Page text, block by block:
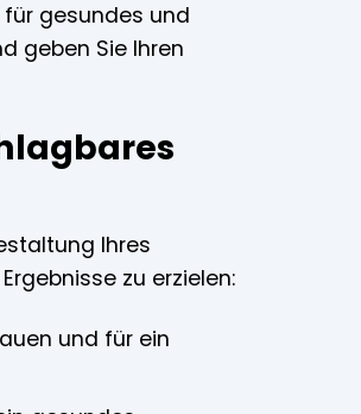
für gesundes und
geben Sie Ihren
Ihres
zu erzielen:
und für ein